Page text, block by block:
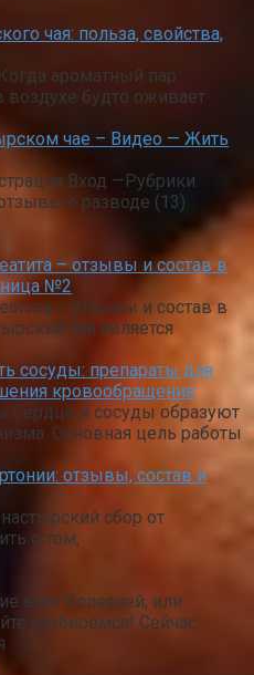
чая: польза, свойства,
ароматный пар
воздухе будто оживает
чае – Видео — Жить
Вход —Рубрики
о разводе (13)
– отзывы и состав в
№2
– отзывы и состав в
чай является
сосуды: препараты для
кровообращения
Сердце и сосуды образуют
Основная цель работы
отзывы, состав и
сбор от
о том,
всех болезней, или
разберёмся! Сейчас